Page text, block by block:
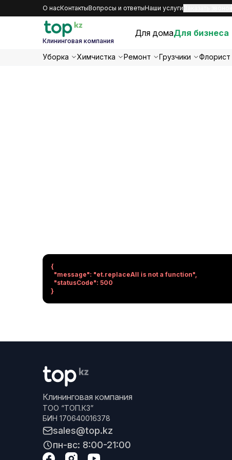
О насКонтактыВопросы и ответыНаши услуги
Клининговая компания
Для домаДля бизнеса
Уборка Химчистка Ремонт Грузчики Флорист
{
}
Клининговая компания
ТОО “ТОП.КЗ”
БИН 170640016378
sales@top.kz
пн-вс: 8:00-21:00